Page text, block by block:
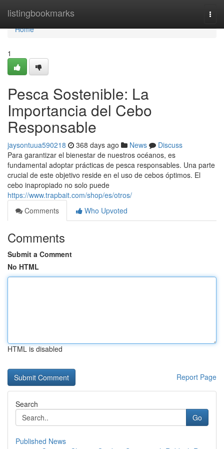
listingbookmarks
Home
Home
1
Pesca Sostenible: La
Importancia del Cebo
Responsable
jaysontuua590218 368 days ago News
Discuss
Para garantizar el bienestar de nuestros océanos, es
fundamental adoptar prácticas de pesca responsables. Una parte
crucial de este objetivo reside en el uso de cebos óptimos. El
cebo inapropiado no solo puede
https://www.trapbait.com/shop/es/otros/
Comments
Who Upvoted
Comments
Submit a Comment
No HTML
HTML is disabled
Report Page
Search
Go
Published News